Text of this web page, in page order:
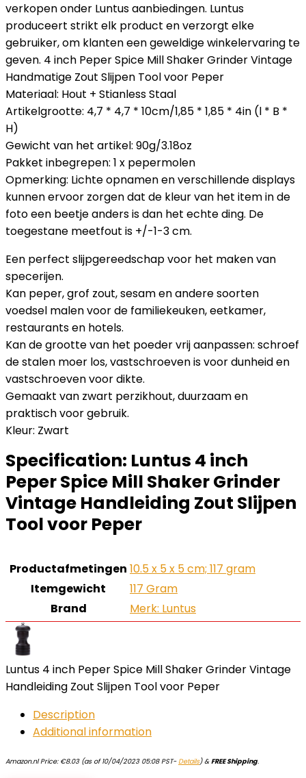
verkopen onder Luntus aanbiedingen. Luntus
produceert strikt elk product en verzorgt elke
gebruiker, om klanten een geweldige winkelervaring te
geven. 4 inch Peper Spice Mill Shaker Grinder Vintage
Handmatige Zout Slijpen Tool voor Peper
Materiaal: Hout + Stianless Staal
Artikelgrootte: 4,7 * 4,7 * 10cm/1,85 * 1,85 * 4in (l * B *
H)
Gewicht van het artikel: 90g/3.18oz
Pakket inbegrepen: 1 x pepermolen
Opmerking: Lichte opnamen en verschillende displays
kunnen ervoor zorgen dat de kleur van het item in de
foto een beetje anders is dan het echte ding. De
toegestane meetfout is +/-1-3 cm.
Een perfect slijpgereedschap voor het maken van
specerijen.
Kan peper, grof zout, sesam en andere soorten
voedsel malen voor de familiekeuken, eetkamer,
restaurants en hotels.
Kan de grootte van het poeder vrij aanpassen: schroef
de stalen moer los, vastschroeven is voor dunheid en
vastschroeven voor dikte.
Gemaakt van zwart perzikhout, duurzaam en
praktisch voor gebruik.
Kleur: Zwart
Specification: Luntus 4 inch
Peper Spice Mill Shaker Grinder
Vintage Handleiding Zout Slijpen
Tool voor Peper
Productafmetingen ‎10.5 x 5 x 5 cm; 117 gram
Itemgewicht
‎117 Gram
Brand
Merk: Luntus
Luntus 4 inch Peper Spice Mill Shaker Grinder Vintage
Handleiding Zout Slijpen Tool voor Peper
Description
Additional information
Amazon.nl Price: €8.03(as of 10/04/2023 05:08 PST-Details)&FREE Shipping.